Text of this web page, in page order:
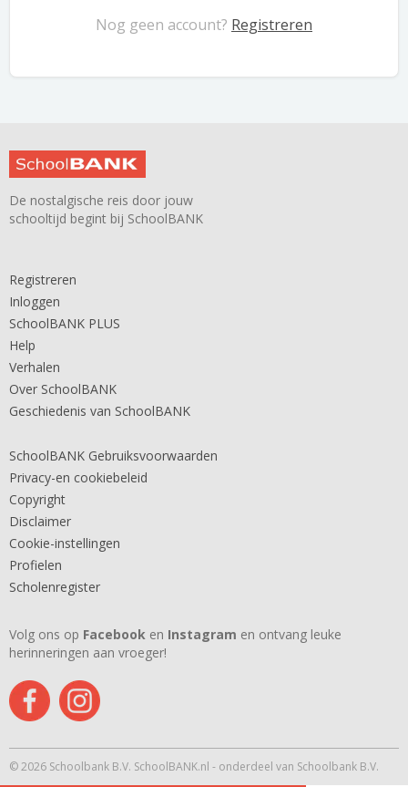
Nog geen account? Registreren
De nostalgische reis door jouw
schooltijd begint bij SchoolBANK
Registreren
Inloggen
SchoolBANK PLUS
Help
Verhalen
Over SchoolBANK
Geschiedenis van SchoolBANK
SchoolBANK Gebruiksvoorwaarden
Privacy-en cookiebeleid
Copyright
Disclaimer
Cookie-instellingen
Profielen
Scholenregister
Volg ons op Facebook en Instagram en ontvang leuke
herinneringen aan vroeger!
© 2026 Schoolbank B.V. SchoolBANK.nl - onderdeel van Schoolbank B.V.